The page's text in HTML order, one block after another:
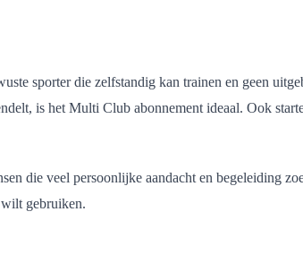
sporter die zelfstandig kan trainen en geen
is het Multi Club abonnement ideaal. Ook
die veel persoonlijke aandacht en begeleiding
gebruiken.